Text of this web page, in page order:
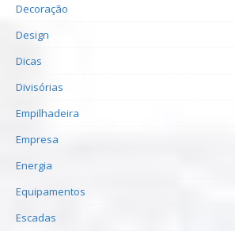
Decoração
Design
Dicas
Divisórias
Empilhadeira
Empresa
Energia
Equipamentos
Escadas